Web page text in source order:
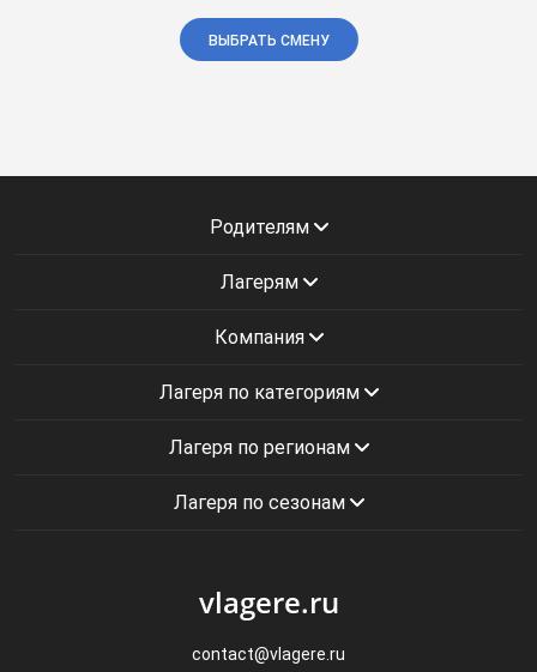
ВЫБРАТЬ СМЕНУ
Родителям
Лагерям
Компания
Лагеря по категориям
Лагеря по регионам
Лагеря по сезонам
vlagere.ru
contact@vlagere.ru